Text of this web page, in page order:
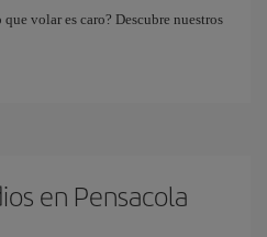
volar es caro? Descubre nuestros
en Pensacola